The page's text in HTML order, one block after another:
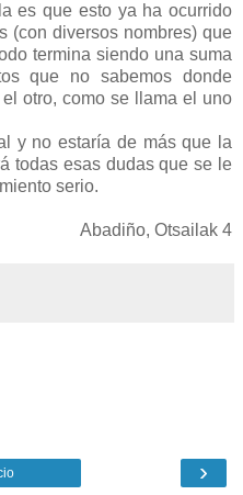
es que esto ya ha ocurrido
(con diversos nombres) que
termina siendo una suma
que no sabemos donde
otro, como se llama el uno
y no estaría de más que la
todas esas dudas que se le
serio.
Abadiño, Otsailak 4
›